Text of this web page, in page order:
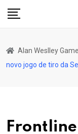
Skip
Alan Weslley
novo jogo de tiro da